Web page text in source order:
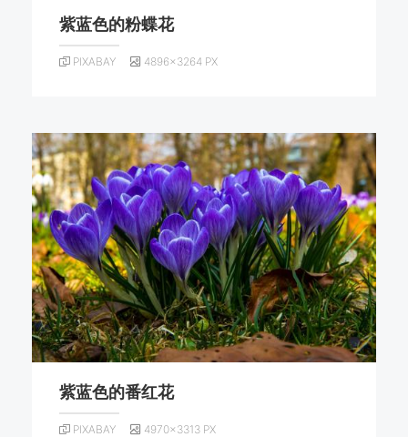
紫蓝色的粉蝶花
PIXABAY 4896×3264 PX
紫蓝色的番红花
PIXABAY 4970×3313 PX